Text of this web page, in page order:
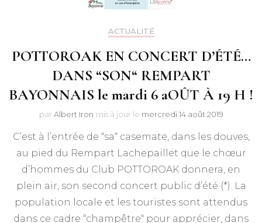
ACTUALITÉ
POTTOROAK EN CONCERT D’ÉTÉ…
DANS “SON“ REMPART
BAYONNAIS le mardi 6 aOÛT À 19 H !
par Albert Iron mis à jour le mercredi 14 août 2019
C’est à l’entrée de “sa“ casemate, dans les douves,
au pied du Rempart Lachepaillet que le chœur
d’hommes du Club POTTOROAK donnera, en
plein air, son second concert public d’été (*). La
population locale et les touristes sont attendus
dans ce cadre “champêtre“ pour apprécier, dans